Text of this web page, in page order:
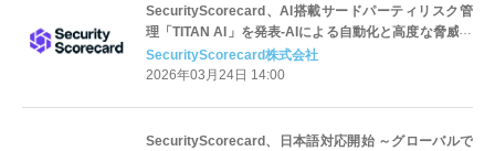
SecurityScorecard、AI搭載サードパーティリスク管
理「TITAN AI」を発表-AIによる自動化と高度な脅威イ
ンテリジェンスの活用により、サプライチェーンのレ
ジリエンスを測定可能に-
SecurityScorecard株式会社
2026年03月24日 14:00
SecurityScorecard、日本語対応開始 ～グローバルで